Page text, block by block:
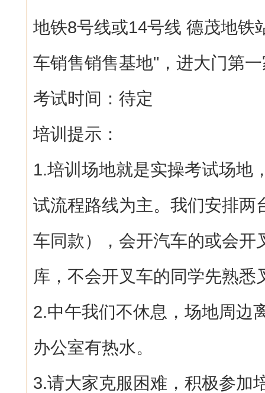
地铁8号线或14号线 德茂地铁
车销售销售基地"，进大门第
考试时间：待定
培训提示：
1.培训场地就是实操考试场地
试流程路线为主。我们安排两
车同款），会开汽车的或会开
库，不会开叉车的同学先熟悉
2.中午我们不休息，场地周边
办公室有热水。
3.请大家克服困难，积极参加